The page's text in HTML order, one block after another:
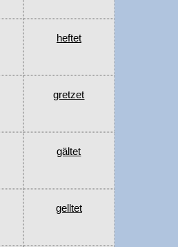
heftet
gretzet
gältet
gelltet